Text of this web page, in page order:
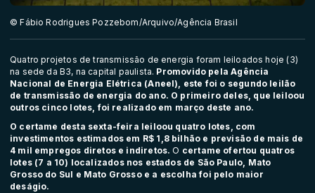
© Fábio Rodrigues Pozzebom/Arquivo/Agência Brasil
Quatro projetos de transmissão de energia foram leiloados hoje (3)
na sede da B3, na capital paulista. Promovido pela Agência
Nacional de Energia Elétrica (Aneel), este foi o segundo leilão
de transmissão de energia do ano. O primeiro deles, que leiloou
outros cinco lotes, foi realizado em março deste ano.
O certame desta sexta-feira leiloou quatro lotes, com
investimentos estimados em R$ 1,8 bilhão e previsão de mais de
4 mil empregos diretos e indiretos.O certame ofertou quatros
lotes (7 a 10) localizados nos estados de São Paulo, Mato
Grosso do Sul e Mato Grosso e a escolha foi pelo maior
deságio.